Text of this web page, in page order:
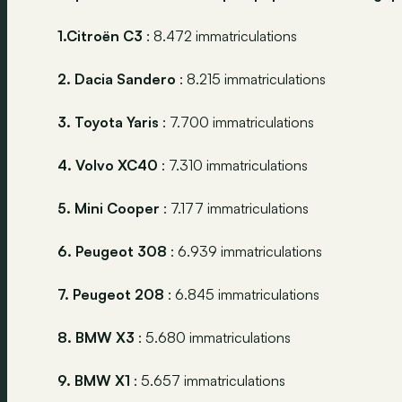
1.Citroën C3 : 8.472 immatriculations
2. Dacia Sandero : 8.215 immatriculations
3. Toyota Yaris : 7.700 immatriculations
4. Volvo XC40 : 7.310 immatriculations
5. Mini Cooper : 7.177 immatriculations
6. Peugeot 308 : 6.939 immatriculations
7. Peugeot 208 : 6.845 immatriculations
8. BMW X3 : 5.680 immatriculations
9. BMW X1 : 5.657 immatriculations